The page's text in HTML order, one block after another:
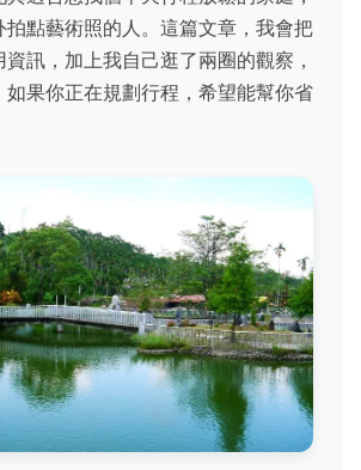
拍點藝術照的人。這篇文章，我會把
訊，加上我自己逛了兩圈的觀察，
如果你正在規劃行程，希望能幫你省